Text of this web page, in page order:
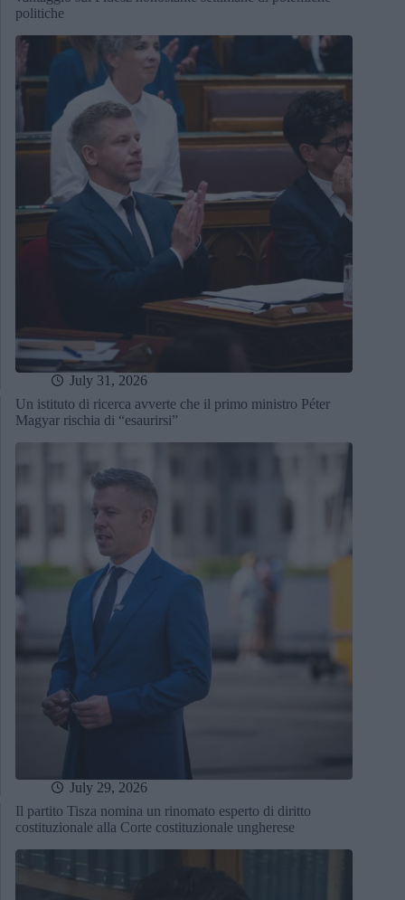
politiche
July 31, 2026
Un istituto di ricerca avverte che il primo ministro Péter
Magyar rischia di “esaurirsi”
July 29, 2026
Il partito Tisza nomina un rinomato esperto di diritto
costituzionale alla Corte costituzionale ungherese